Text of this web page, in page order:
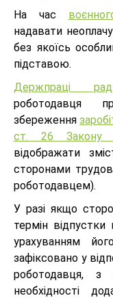
На час
надавати
без якоїсь
підставою.
Держпраці
роботодавця
збереження
ст. 26 Закону
відображати
сторонами
роботодавцем).
У разі якщо
термін
урахуванням
зафіксовано у
роботодавця, з
необхідності